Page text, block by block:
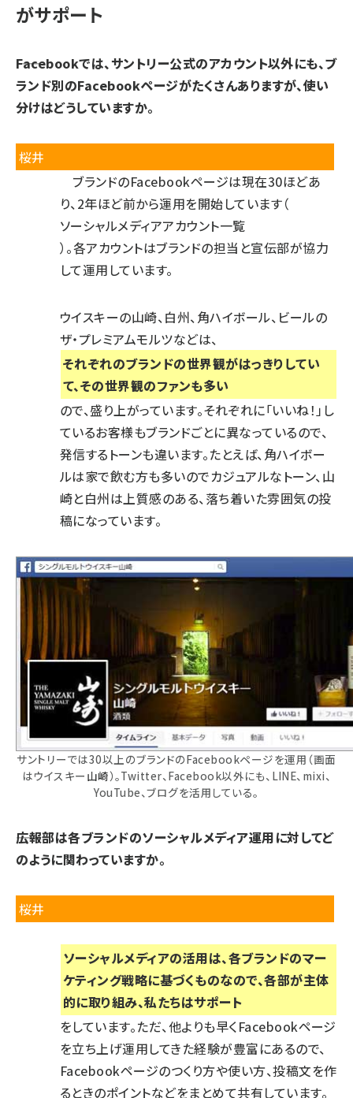
がサポート
――Facebookでは、サントリー公式のアカウント以外にも、ブ
ランド別のFacebookページがたくさんありますが、使い
分けはどうしていますか。
桜井
ブランドのFacebookページは現在30ほどあ
り、2年ほど前から運用を開始しています（
ソーシャルメディアアカウント一覧
）。各アカウントはブランドの担当と宣伝部が協力
して運用しています。
ウイスキーの山崎、白州、角ハイボール、ビールの
ザ・プレミアムモルツなどは、
それぞれのブランドの世界観がはっきりしてい
て、その世界観のファンも多い
ので、盛り上がっています。それぞれに「いいね！」し
ているお客様もブランドごとに異なっているので、
発信するトーンも違います。たとえば、角ハイボー
ルは家で飲む方も多いのでカジュアルなトーン、山
崎と白州は上質感のある、落ち着いた雰囲気の投
稿になっています。
サントリーでは30以上のブランドのFacebookページを運用（画面
はウイスキー 山崎）。Twitter、Facebook以外にも、LINE、mixi、
YouTube、ブログを活用している。
――広報部は各ブランドのソーシャルメディア運用に対してど
のように関わっていますか。
桜井
ソーシャルメディアの活用は、各ブランドのマー
ケティング戦略に基づくものなので、各部が主体
的に取り組み、私たちはサポート
をしています。ただ、他よりも早くFacebookページ
を立ち上げ運用してきた経験が豊富にあるので、
Facebookページのつくり方や使い方、投稿文を作
るときのポイントなどをまとめて共有しています。